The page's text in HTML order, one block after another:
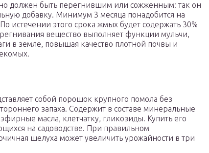
должен быть перегнившим или сожженным: так он
добавку. Минимум 3 месяца понадобится на
истечении этого срока жмых будет содержать 30%
вещество выполняет функции мульчи,
в земле, повышая качество плотной почвы и
собой порошок крупного помола без
запаха. Содержит в составе минеральные
масла, клетчатку, гликозиды. Купить его
на садоводстве. При правильном
шелуха может увеличить урожайности в три